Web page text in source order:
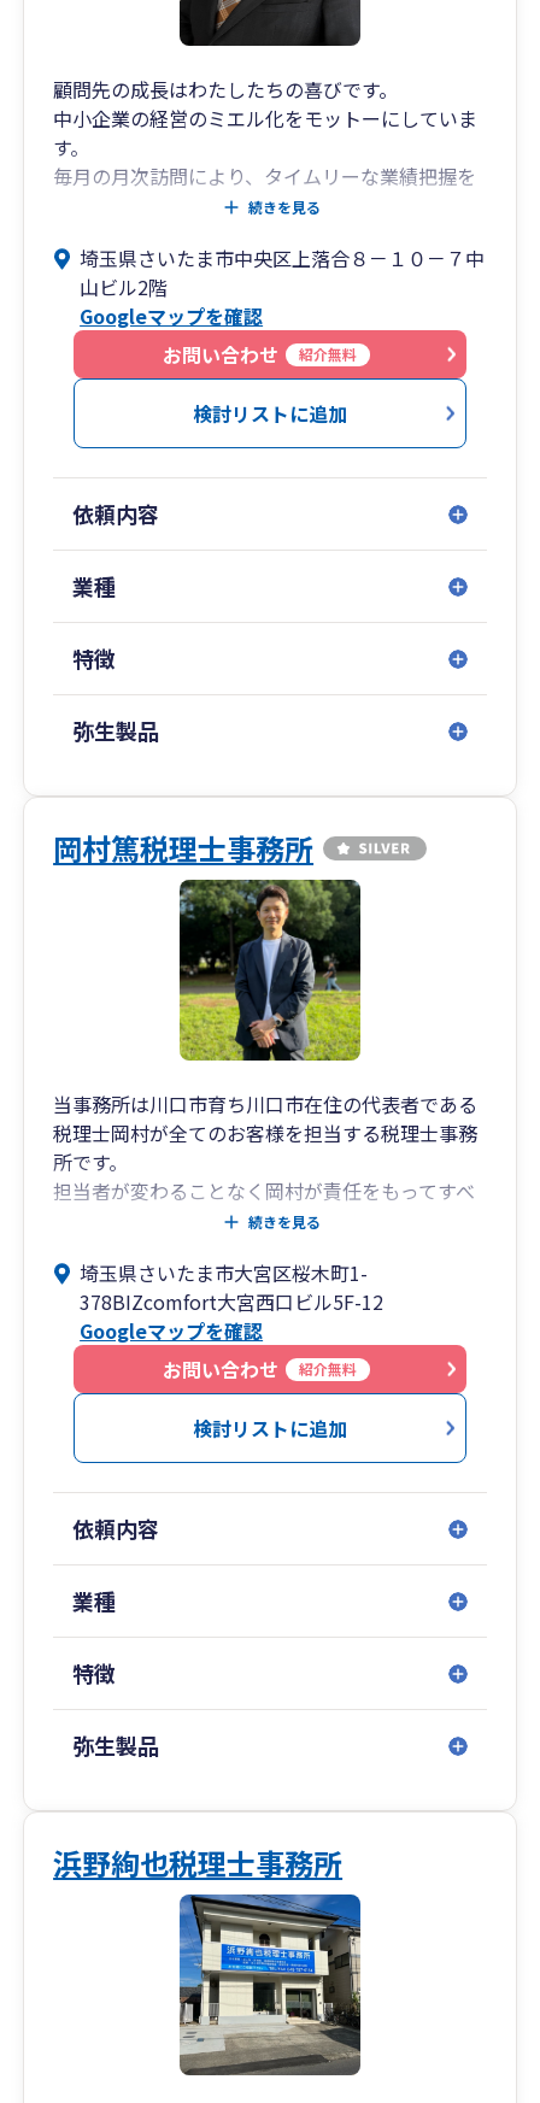
顧問先の成長はわたしたちの喜びです。
中小企業の経営のミエル化をモットーにしていま
す。
毎月の月次訪問により、タイムリーな業績把握を
続きを見る
埼玉県さいたま市中央区上落合８－１０－７中
山ビル2階
Googleマップを確認
お問い合わせ
紹介無料
検討リストに追加
依頼内容
業種
特徴
弥生製品
岡村篤税理士事務所
当事務所は川口市育ち川口市在住の代表者である
税理士岡村が全てのお客様を担当する税理士事務
所です。
担当者が変わることなく岡村が責任をもってすべ
てのお客様に対応させていただきます。
も可能です。
なるべく専門用語を使わずに分かりやすい説明を
心がけております。
お客様には時間外や土日休日など柔軟に対応させ
ていただいております。
続きを見る
埼玉県さいたま市大宮区桜木町1-
378BIZcomfort大宮西口ビル5F-12
Googleマップを確認
お問い合わせ
紹介無料
検討リストに追加
依頼内容
業種
特徴
弥生製品
浜野絢也税理士事務所